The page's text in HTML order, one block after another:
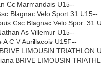
Cc Marmandais U15--
Blagnac Velo Sport 31 U15--
Gsc Blagnac Velo Sport 31
As Villemur U15--
A C V Aurillacois U15F--
LIMOUSIN TRIATHLON
BRIVE LIMOUSIN